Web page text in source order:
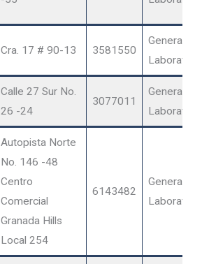
Cra. 17 # 90-13 3581550
General
Calle 27 Sur No.
26 -24
3077011
General
Autopista Norte
No. 146 -48
Centro
Comercial
Granada Hills
Local 254
6143482
General